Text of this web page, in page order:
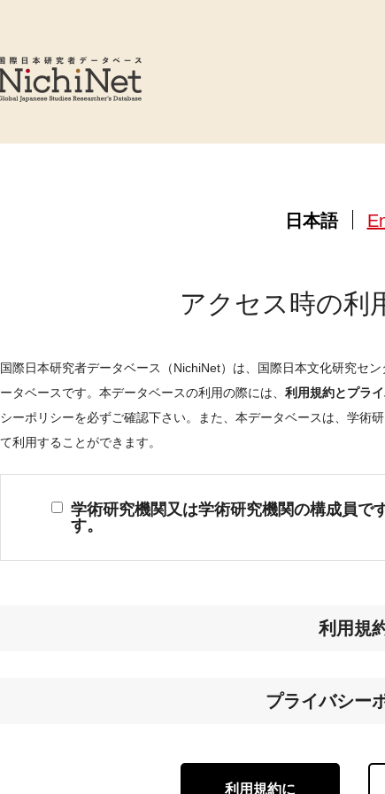
日本語
アクセス時の利
国際日本研究者データベース（NichiNet）は、国際日本文化研究セ
ータベースです。本データベースの利用の際には、 利用規約とプラ
シーポリシーを必ずご確認下さい。また、本データベースは、学術
て利用することができます。
学術研究機関又は学術研究機関の構成員で
す。
利用規
プライバシー
利用規約に